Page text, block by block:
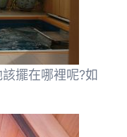
擺在哪裡呢?如